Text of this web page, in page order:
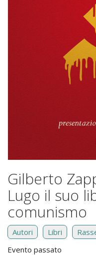
Gilberto
Lugo il suo
comunismo
Autori Libri
Evento passato